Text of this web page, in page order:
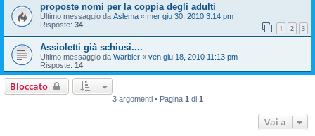
proposte nomi per la coppia degli adulti
Ultimo messaggio da Aslema « mer giu 30, 2010 3:14 pm
Risposte: 34 1 2 3
Assioletti già schiusi....
Ultimo messaggio da Warbler « ven giu 18, 2010 11:13 pm
Risposte: 14
Bloccato
3 argomenti • Pagina 1 di 1
Vai a